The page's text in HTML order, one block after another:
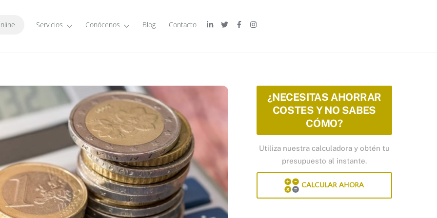
LinkedinTwitterFacebook
Servicios Conócenos Blog Contacto
¿NECESITAS AHORRAR
COSTES Y NO SABES
CÓMO?
Utiliza nuestra calculadora y obtén tu
presupuesto al instante.
CALCULAR AHORA